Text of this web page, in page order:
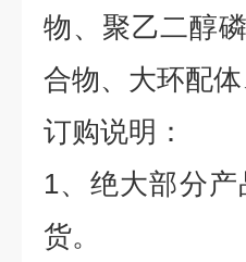
物、聚乙二醇
合物、大环配
订购说明：
1、绝大部分
货。